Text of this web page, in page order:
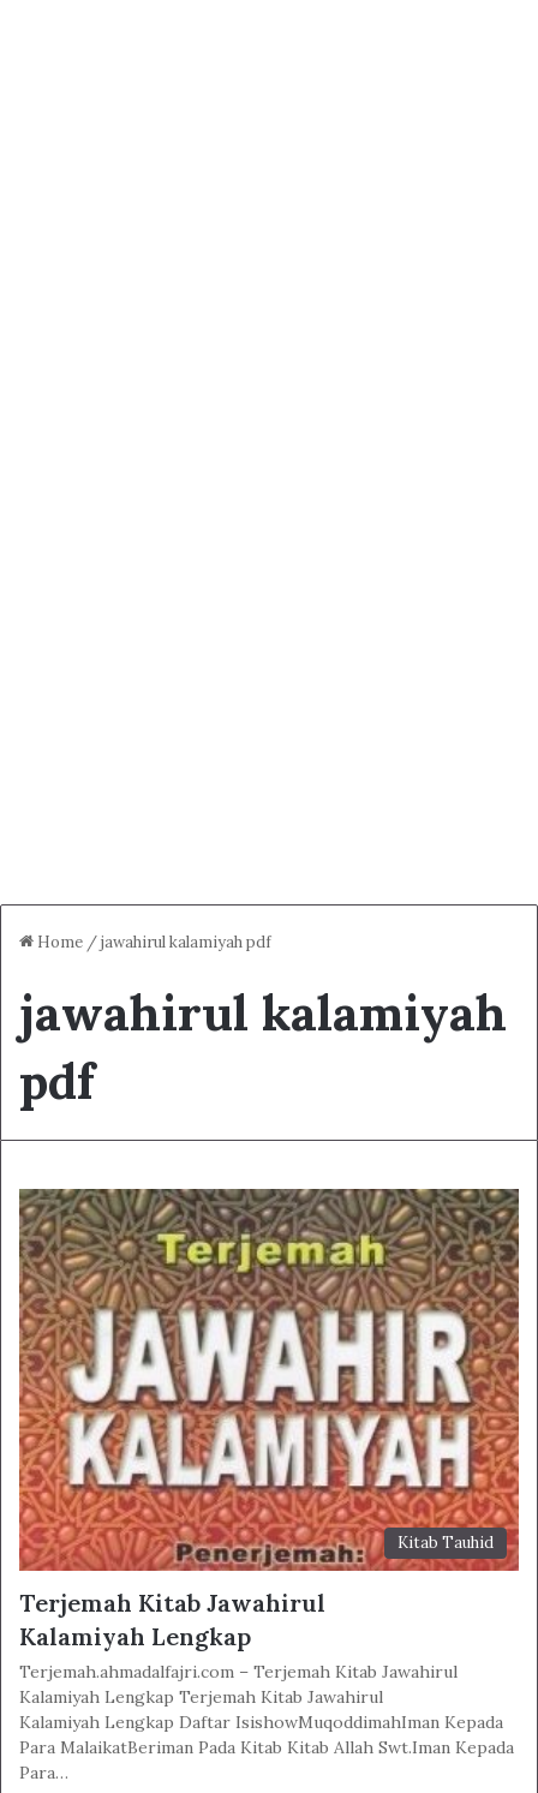
Home /jawahirul kalamiyah pdf
jawahirul kalamiyah
pdf
Kitab Tauhid
Terjemah Kitab Jawahirul
Kalamiyah Lengkap
Terjemah.ahmadalfajri.com – Terjemah Kitab Jawahirul
Kalamiyah Lengkap Terjemah Kitab Jawahirul
Kalamiyah Lengkap Daftar IsishowMuqoddimahIman Kepada
Para MalaikatBeriman Pada Kitab Kitab Allah Swt.Iman Kepada
Para…